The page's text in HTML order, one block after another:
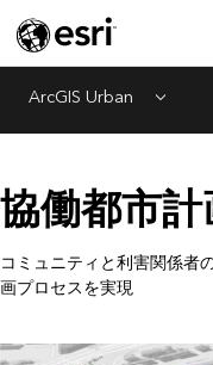
ArcGIS Urban Menu
協働都市
コミュニティと利害関係者
画プロセスを実現